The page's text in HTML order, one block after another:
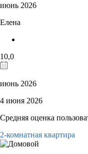
июнь 2026
Елена
10,0
июнь 2026
4 июня 2026
Средняя оценка
2-комнатная квартира